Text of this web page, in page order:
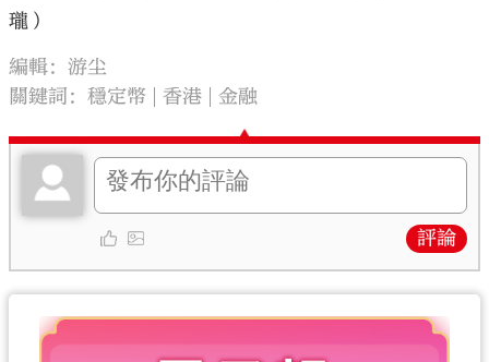
瓏）
編輯：游尘
關鍵詞：穩定幣 香港 金融
評論